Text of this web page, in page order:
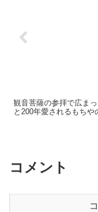
観音菩薩の参拝で広ま
と200年愛されるもちや
コメント